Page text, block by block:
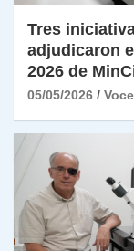
Tres
adjudicaron
2026 de
05/05/2026